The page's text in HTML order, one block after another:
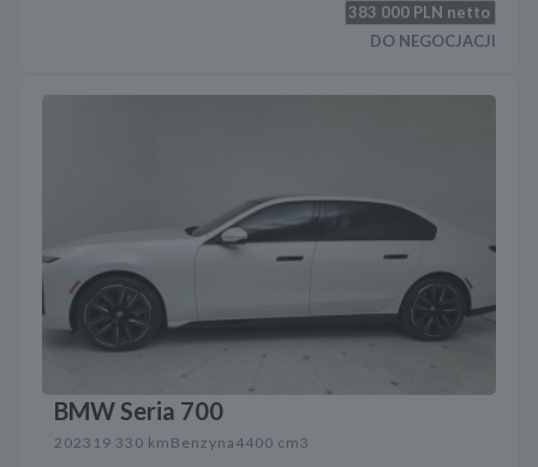
383 000 PLN netto
DO NEGOCJACJI
BMW Seria 700
2023 19 330 km Benzyna 4400 cm3